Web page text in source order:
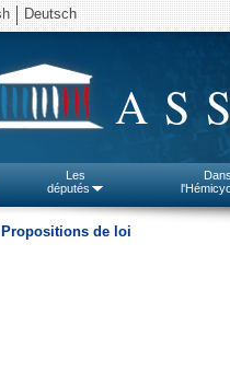
Deutsch
Les
députés
Dans
Propositions de loi